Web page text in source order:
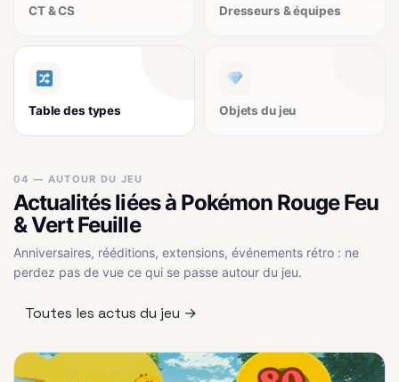
CT & CS Dresseurs & équipes
Table des types Objets du jeu
04 — AUTOUR DU JEU
Actualités liées à Pokémon Rouge Feu
& Vert Feuille
Anniversaires, rééditions, extensions, événements rétro : ne
perdez pas de vue ce qui se passe autour du jeu.
Toutes les actus du jeu →